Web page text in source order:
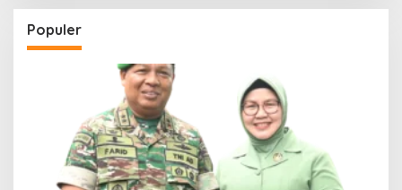
Populer